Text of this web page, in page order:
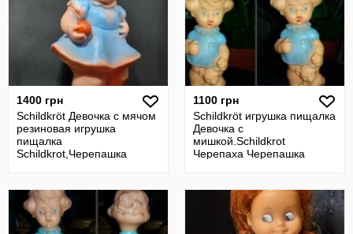
1400 грн
Schildkröt Девочка с мячом
резиновая игрушка
пищалка
Schildkrot,Черепашка
1100 грн
Schildkröt игрушка пищалка
Девочка с
мишкой.Schildkrоt
Черепаха Черепашка